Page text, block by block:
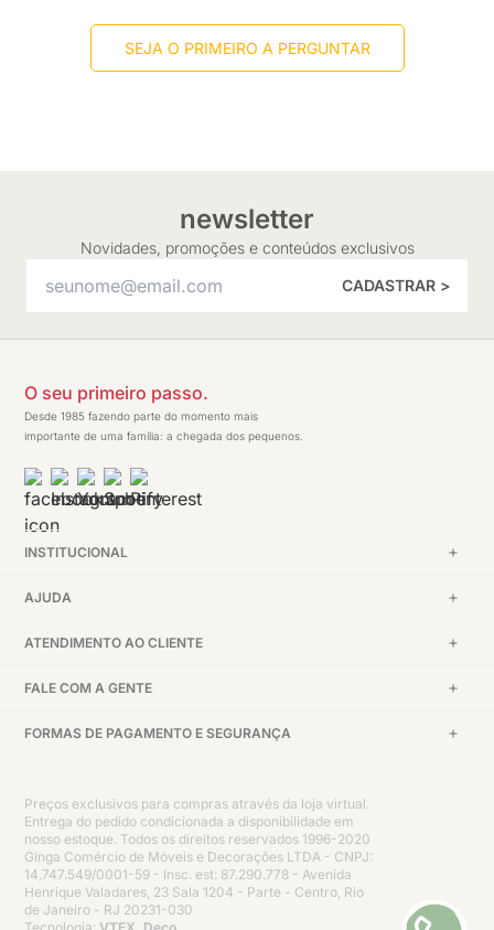
SEJA O PRIMEIRO A PERGUNTAR
newsletter
Novidades, promoções e conteúdos exclusivos
CADASTRAR >
O seu primeiro passo.
Desde 1985 fazendo parte do momento mais
importante de uma família: a chegada dos pequenos.
INSTITUCIONAL
AJUDA
ATENDIMENTO AO CLIENTE
FALE COM A GENTE
FORMAS DE PAGAMENTO E SEGURANÇA
Preços exclusivos para compras através da loja virtual.
Entrega do pedido condicionada a disponibilidade em
nosso estoque. Todos os direitos reservados 1996-2020
Ginga Comércio de Móveis e Decorações LTDA - CNPJ:
14.747.549/0001-59 - Insc. est: 87.290.778 - Avenida
Henrique Valadares, 23 Sala 1204 - Parte - Centro, Rio
de Janeiro - RJ 20231-030